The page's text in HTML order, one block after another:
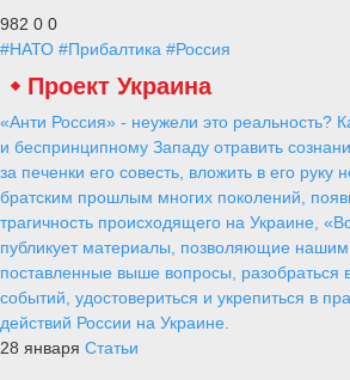
982 0 0
#НАТО #Прибалтика #Россия
Проект Украина
«Анти Россия» - неужели это реальность?
и беспринципному Западу отравить
за печенки его совесть, вложить в его
братским прошлым многих поколений,
трагичность происходящего на Украине,
публикует материалы, позволяющие нашим
поставленные выше вопросы, разобраться
событий, удостовериться и укрепиться в
действий России на Украине.
28 января Статьи